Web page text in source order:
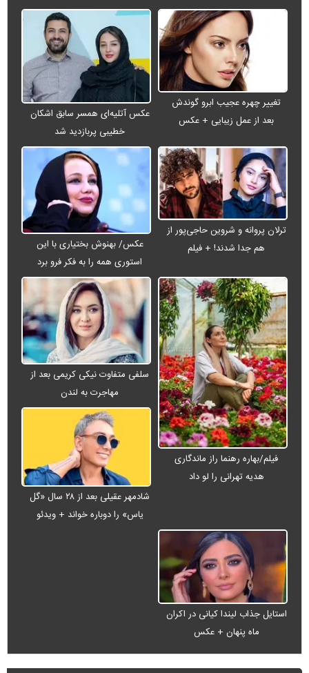
تغییر چهره عجیب ابرو گوندش
بعد از عمل زیبایی + عکس
عکس آتلیه‌ای همسر سابق اشکان
خطیبی پربازدید شد
ترلان پروانه و شروین حاجی‌پور از
هم جدا شدند! + فیلم
عکس/ بهنوش بختیاری با این
استوری همه را به فکر فرو برد
فیلم/بهاره رهنما راز ماندگاری
هدیه تهرانی را لو داد
سلفی متفاوت نیکی کریمی بعد از
مهاجرت به لندن
شادمهر عقیلی بعد از ۲۸ سال «گل
یاس» را دوباره خواند + ویدئو
استایل جذاب لیندا کیانی در اکران
ماه پنهان + عکس